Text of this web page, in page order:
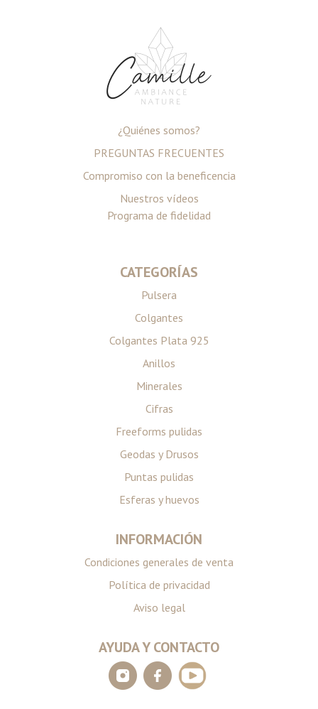
¿Quiénes somos?
PREGUNTAS FRECUENTES
Compromiso con la beneficencia
Nuestros vídeos
Programa de fidelidad
CATEGORÍAS
Pulsera
Colgantes
Colgantes Plata 925
Anillos
Minerales
Cifras
Freeforms pulidas
Geodas y Drusos
Puntas pulidas
Esferas y huevos
INFORMACIÓN
Condiciones generales de venta
Política de privacidad
Aviso legal
AYUDA Y CONTACTO